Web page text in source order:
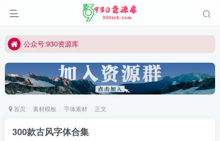
公众号:930资源库
首页 素材模板 字体素材 正文
300款古风字体合集